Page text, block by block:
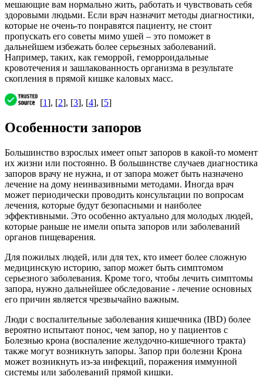
мешающие вам нормально жить, работать и чувствовать себя
здоровыми людьми. Если врач назначит методы диагностики,
которые не очень-то понравятся пациенту, не стоит
пропускать его советы мимо ушей – это поможет в
дальнейшем избежать более серьезных заболеваний.
Например, таких, как геморрой, геморроидальные
кровотечения и зашлакованность организма в результате
скопления в прямой кишке каловых масс.
[1], [2], [3], [4], [5]
Особенности запоров
Большинство взрослых имеет опыт запоров в какой-то момент
их жизни или постоянно. В большинстве случаев диагностика
запоров врачу не нужна, и от запора может быть назначено
лечение на дому неинвазивными методами. Иногда врач
может периодически проводить консультации по вопросам
лечения, которые будут безопасными и наиболее
эффективными. Это особенно актуально для молодых людей,
которые раньше не имели опыта запоров или заболеваний
органов пищеварения.
Для пожилых людей, или для тех, кто имеет более сложную
медицинскую историю, запор может быть симптомом
серьезного заболевания. Кроме того, чтобы лечить симптомы
запора, нужно дальнейшее обследование - лечение основных
его причин является чрезвычайно важным.
Люди с воспалительные заболевания кишечника (IBD) более
вероятно испытают понос, чем запор, но у пациентов с
Болезнью крона (воспаление желудочно-кишечного тракта)
также могут возникнуть запоры. Запор при болезни Крона
может возникнуть из-за инфекций, поражения иммунной
системы или заболеваний прямой кишки.